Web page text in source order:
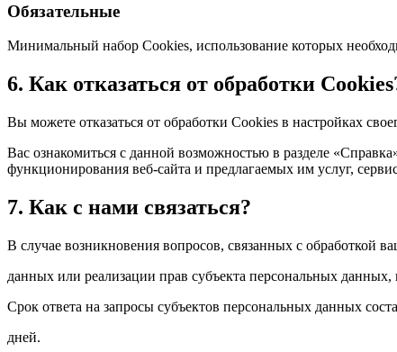
Обязательные
Минимальный набор Cookies, использование которых
6. Как отказаться от обработки
Вы можете отказаться от обработки Cookies в настройках
Вас ознакомиться с данной возможностью в разделе
функционирования веб-сайта и предлагаемых им услуг,
7. Как с нами связаться?
В случае возникновения вопросов, связанных с обработкой
данных или реализации прав субъекта персональных
Срок ответа на запросы субъектов персональных данных
дней.